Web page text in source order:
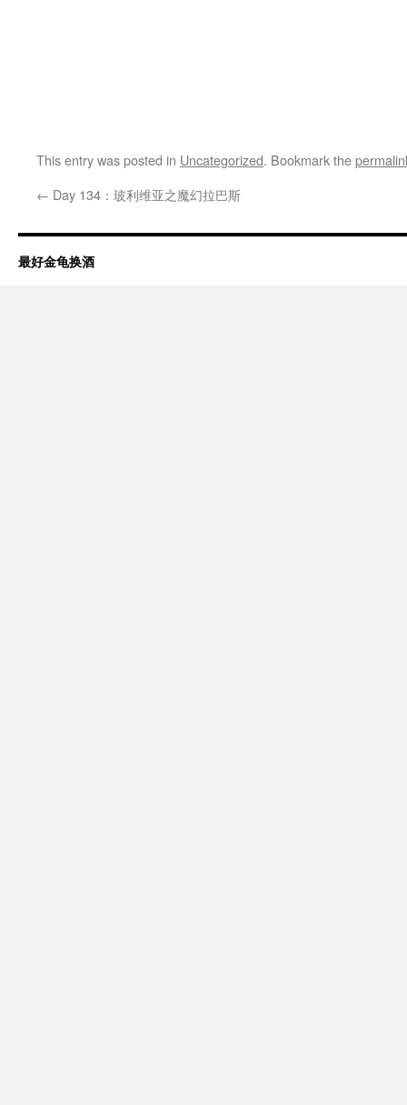
This entry was posted in Uncategorized. Bookmark the
← Day 134：玻利维亚之魔幻拉巴斯
最好金龟换酒